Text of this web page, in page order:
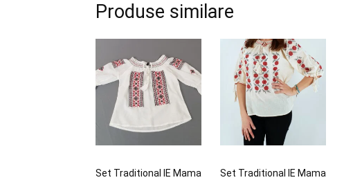
Produse similare
Set Traditional IE Mama Set Traditional IE Mama